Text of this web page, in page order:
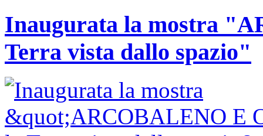
Inaugurata la mostra
Terra vista dallo spazio"